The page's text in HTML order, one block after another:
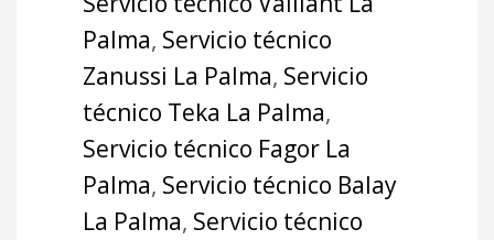
Palma, Servicio técnico
Zanussi La Palma, Servicio
técnico Teka La Palma,
Servicio técnico Fagor La
Palma, Servicio técnico Balay
La Palma, Servicio técnico